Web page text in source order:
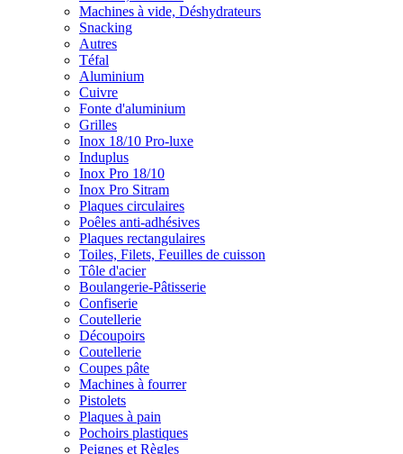
Machines à vide, Déshydrateurs
Snacking
Autres
Téfal
Aluminium
Cuivre
Fonte d'aluminium
Grilles
Inox 18/10 Pro-luxe
Induplus
Inox Pro 18/10
Inox Pro Sitram
Plaques circulaires
Poêles anti-adhésives
Plaques rectangulaires
Toiles, Filets, Feuilles de cuisson
Tôle d'acier
Boulangerie-Pâtisserie
Confiserie
Coutellerie
Découpoirs
Coutellerie
Coupes pâte
Machines à fourrer
Pistolets
Plaques à pain
Pochoirs plastiques
Peignes et Règles